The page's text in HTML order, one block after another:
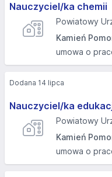
Nauczyciel/ka chemii
Powiatowy
Kamień
umowa o
Nauczyciel/ka
Powiatowy
Kamień
umowa o
Dodana 14 lipca